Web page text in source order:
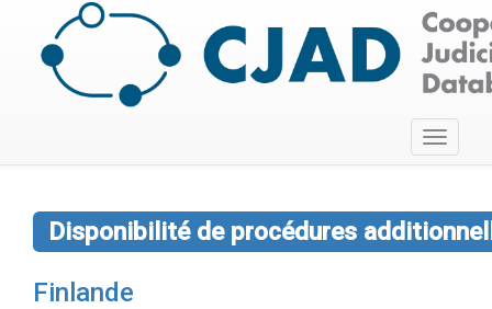
Toggle
Disponibilité de procédures
Finlande